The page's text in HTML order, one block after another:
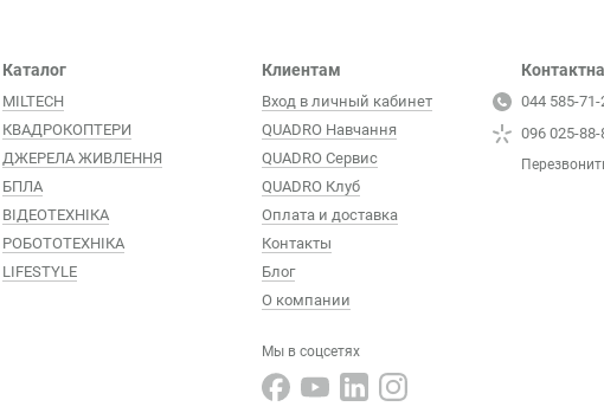
Каталог
MILTECH
КВАДРОКОПТЕРИ
ДЖЕРЕЛА ЖИВЛЕННЯ
БПЛА
ВІДЕОТЕХНІКА
РОБОТОТЕХНІКА
LIFESTYLE
Клиентам
Вход в личный кабинет
QUADRO Навчання
QUADRO Сервис
QUADRO Клуб
Оплата и доставка
Контакты
Блог
О компании
Мы в соцсетях
044 585-71-
096 025-88-